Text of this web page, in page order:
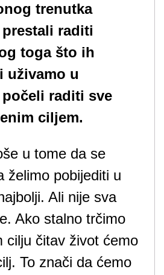
trenutka
raditi
toga što ih
uživamo u
raditi sve
ciljem.
u tome da se
želimo pobijediti u
Ali nije sva
Ako stalno trčimo
cilju čitav život ćemo
To znači da ćemo